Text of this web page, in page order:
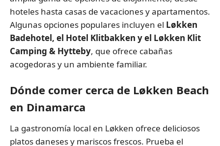
hoteles hasta casas de vacaciones y apartamentos.
Algunas opciones populares incluyen el Løkken
Badehotel, el Hotel Klitbakken y el Løkken Klit
Camping & Hytteby, que ofrece cabañas
acogedoras y un ambiente familiar.
Dónde comer cerca de Løkken Beach
en Dinamarca
La gastronomía local en Løkken ofrece deliciosos
platos daneses y mariscos frescos. Prueba el